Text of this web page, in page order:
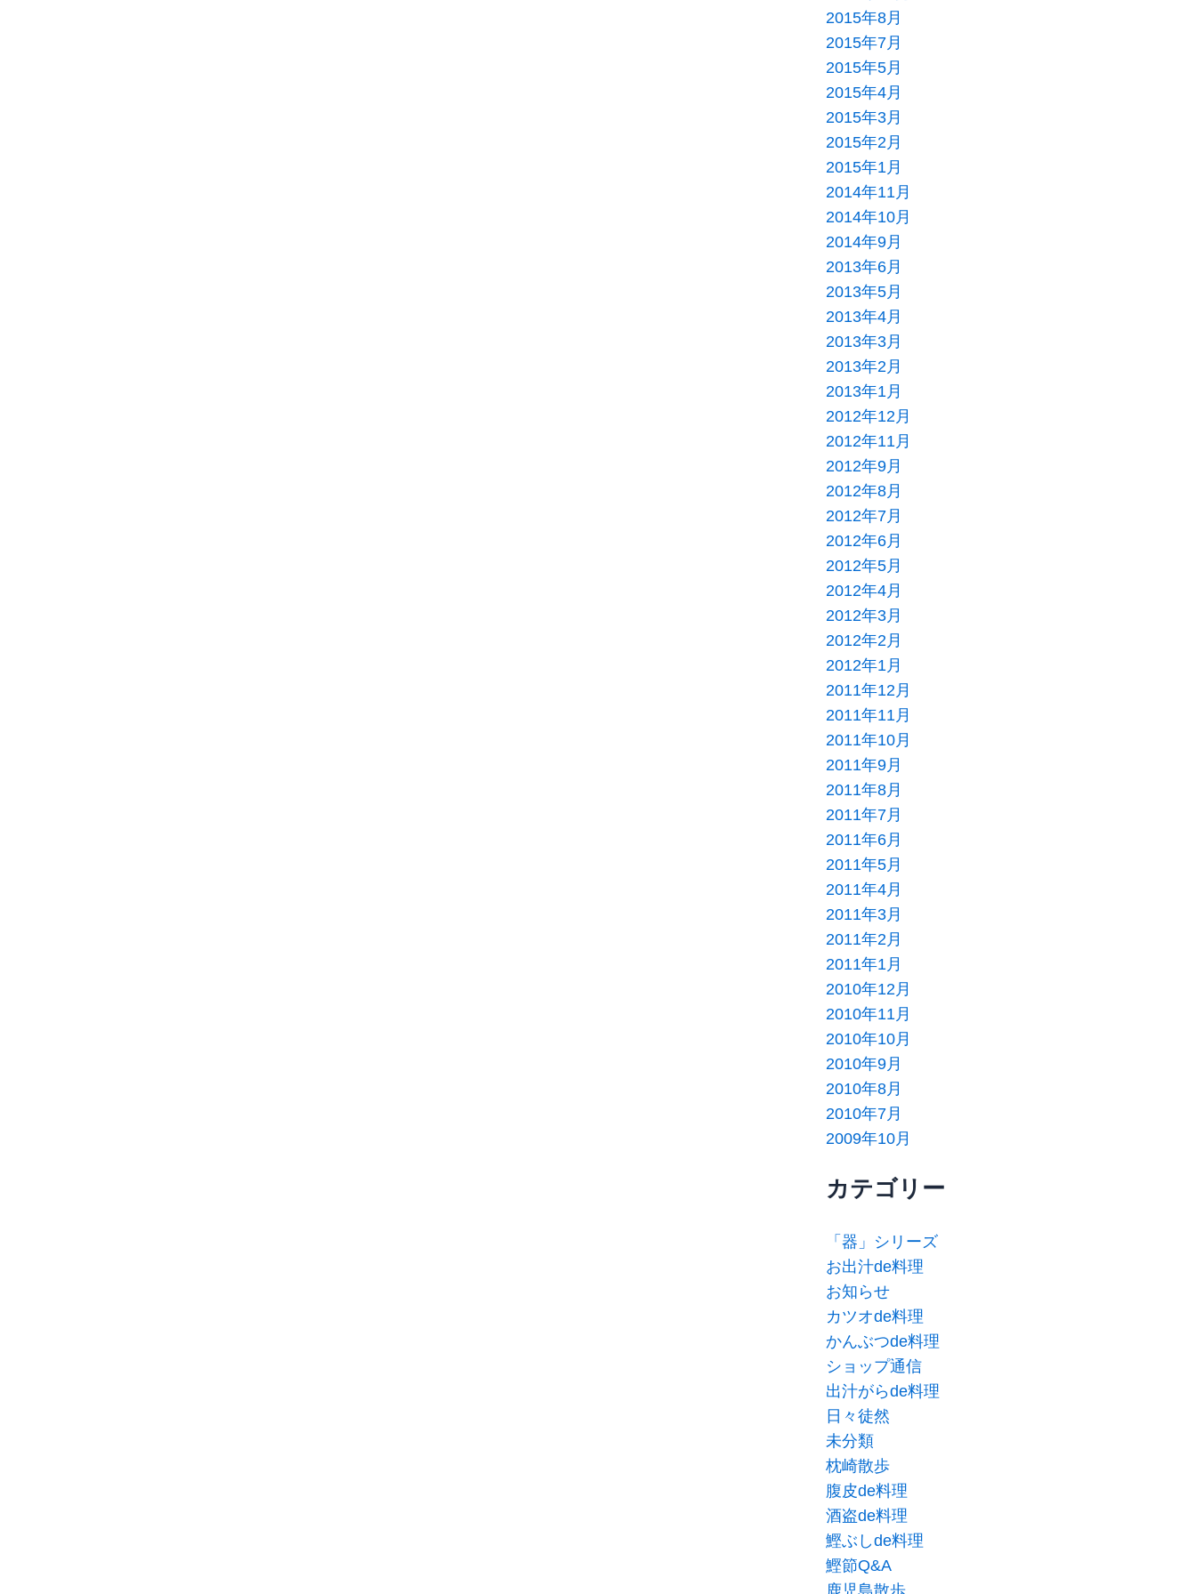
2015年8月
2015年7月
2015年5月
2015年4月
2015年3月
2015年2月
2015年1月
2014年11月
2014年10月
2014年9月
2013年6月
2013年5月
2013年4月
2013年3月
2013年2月
2013年1月
2012年12月
2012年11月
2012年9月
2012年8月
2012年7月
2012年6月
2012年5月
2012年4月
2012年3月
2012年2月
2012年1月
2011年12月
2011年11月
2011年10月
2011年9月
2011年8月
2011年7月
2011年6月
2011年5月
2011年4月
2011年3月
2011年2月
2011年1月
2010年12月
2010年11月
2010年10月
2010年9月
2010年8月
2010年7月
2009年10月
カテゴリー
「器」シリーズ
お出汁de料理
お知らせ
カツオde料理
かんぶつde料理
ショップ通信
出汁がらde料理
日々徒然
未分類
枕崎散歩
腹皮de料理
酒盗de料理
鰹ぶしde料理
鰹節Q&A
鹿児島散歩